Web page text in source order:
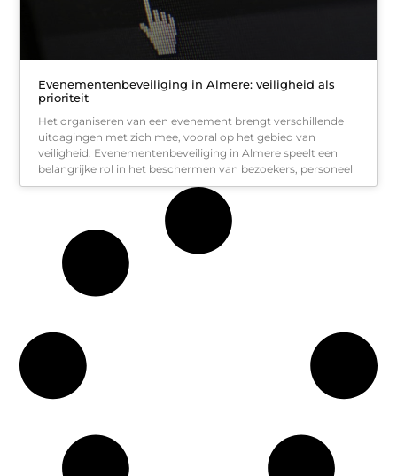
Evenementenbeveiliging in Almere: veiligheid als
prioriteit
Het organiseren van een evenement brengt verschillende
uitdagingen met zich mee, vooral op het gebied van
veiligheid. Evenementenbeveiliging in Almere speelt een
belangrijke rol in het beschermen van bezoekers, personeel